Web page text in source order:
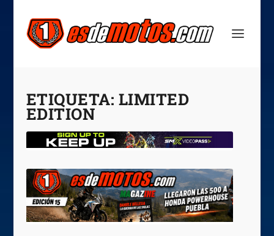
ETIQUETA: LIMITED
EDITION